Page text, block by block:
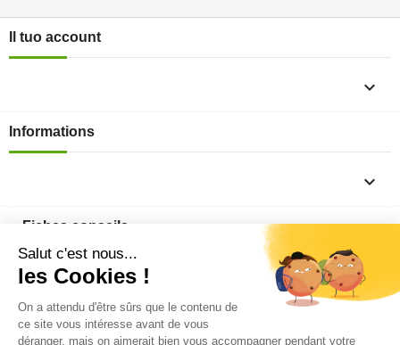
Il tuo account

Informations

Fiches conseils

Insecte